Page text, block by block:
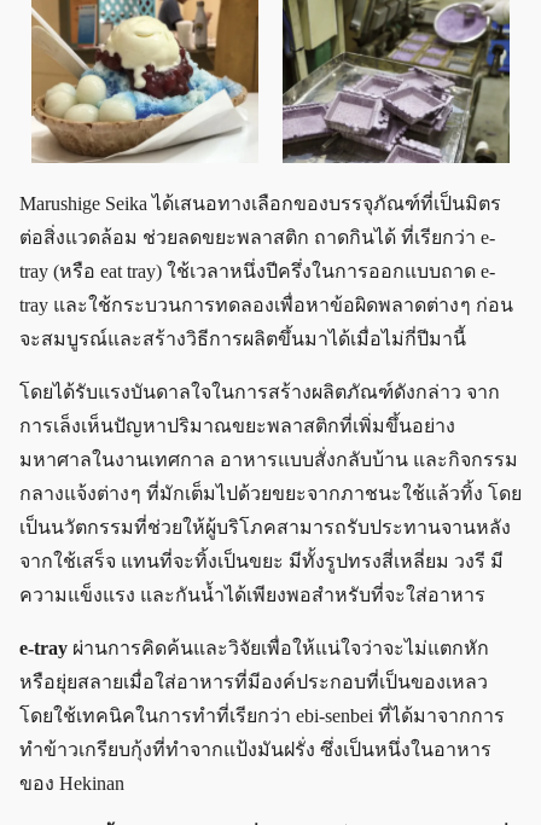
Marushige Seika ได้เสนอทางเลือกของบรรจุภัณฑ์ที่เป็นมิตร
ต่อสิ่งแวดล้อม ช่วยลดขยะพลาสติก ถาดกินได้ ที่เรียกว่า e-
tray (หรือ eat tray) ใช้เวลาหนึ่งปีครึ่งในการออกแบบถาด e-
tray และใช้กระบวนการทดลองเพื่อหาข้อผิดพลาดต่าง ๆ ก่อน
จะสมบูรณ์และสร้างวิธีการผลิตขึ้นมาได้เมื่อไม่กี่ปีมานี้
โดยได้รับแรงบันดาลใจในการสร้างผลิตภัณฑ์ดังกล่าว จาก
การเล็งเห็นปัญหาปริมาณขยะพลาสติกที่เพิ่มขึ้นอย่าง
มหาศาลในงานเทศกาล อาหารแบบสั่งกลับบ้าน และกิจกรรม
กลางแจ้งต่าง ๆ ที่มักเต็มไปด้วยขยะจากภาชนะใช้แล้วทิ้ง โดย
เป็นนวัตกรรมที่ช่วยให้ผู้บริโภคสามารถรับประทานจานหลัง
จากใช้เสร็จ แทนที่จะทิ้งเป็นขยะ มีทั้งรูปทรงสี่เหลี่ยม วงรี มี
ความแข็งแรง และกันน้ำได้เพียงพอสำหรับที่จะใส่อาหาร
e-tray ผ่านการคิดค้นและวิจัยเพื่อให้แน่ใจว่าจะไม่แตกหัก
หรือยุ่ยสลายเมื่อใส่อาหารที่มีองค์ประกอบที่เป็นของเหลว
โดยใช้เทคนิคในการทำที่เรียกว่า ebi-senbei ที่ได้มาจากการ
ทำข้าวเกรียบกุ้งที่ทำจากแป้งมันฝรั่ง ซึ่งเป็นหนึ่งในอาหาร
ของ Hekinan